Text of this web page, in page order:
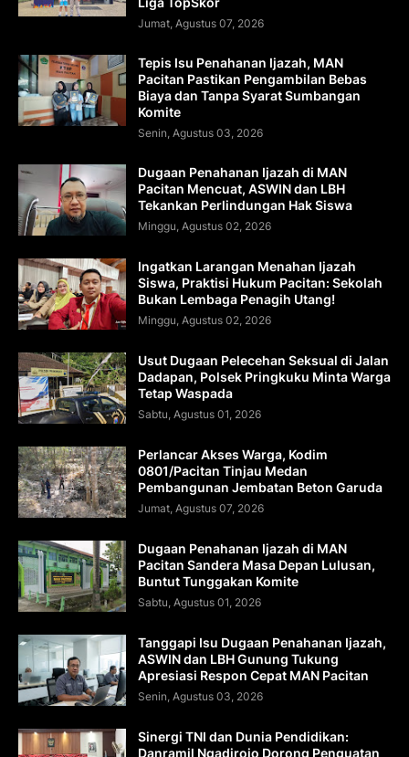
Jumat, Agustus 07, 2026
Tepis Isu Penahanan Ijazah, MAN
Pacitan Pastikan Pengambilan Bebas
Biaya dan Tanpa Syarat Sumbangan
Komite
Senin, Agustus 03, 2026
Dugaan Penahanan Ijazah di MAN
Pacitan Mencuat, ASWIN dan LBH
Tekankan Perlindungan Hak Siswa
Minggu, Agustus 02, 2026
Ingatkan Larangan Menahan Ijazah
Siswa, Praktisi Hukum Pacitan: Sekolah
Bukan Lembaga Penagih Utang!
Minggu, Agustus 02, 2026
Usut Dugaan Pelecehan Seksual di Jalan
Dadapan, Polsek Pringkuku Minta Warga
Tetap Waspada
Sabtu, Agustus 01, 2026
Perlancar Akses Warga, Kodim
0801/Pacitan Tinjau Medan
Pembangunan Jembatan Beton Garuda
Jumat, Agustus 07, 2026
Dugaan Penahanan Ijazah di MAN
Pacitan Sandera Masa Depan Lulusan,
Buntut Tunggakan Komite
Sabtu, Agustus 01, 2026
Tanggapi Isu Dugaan Penahanan Ijazah,
ASWIN dan LBH Gunung Tukung
Apresiasi Respon Cepat MAN Pacitan
Senin, Agustus 03, 2026
Sinergi TNI dan Dunia Pendidikan:
Danramil Ngadirojo Dorong Penguatan